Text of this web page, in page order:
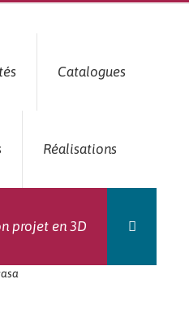
Catalogues
Réalisations
projet en 3D